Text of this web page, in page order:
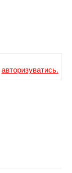
авторизуватись.